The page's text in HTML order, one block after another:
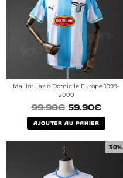
Maillot Lazio Domicile Europe 1999-
2000
99.90€ 59.90€
AJOUTER AU PANIER
30%